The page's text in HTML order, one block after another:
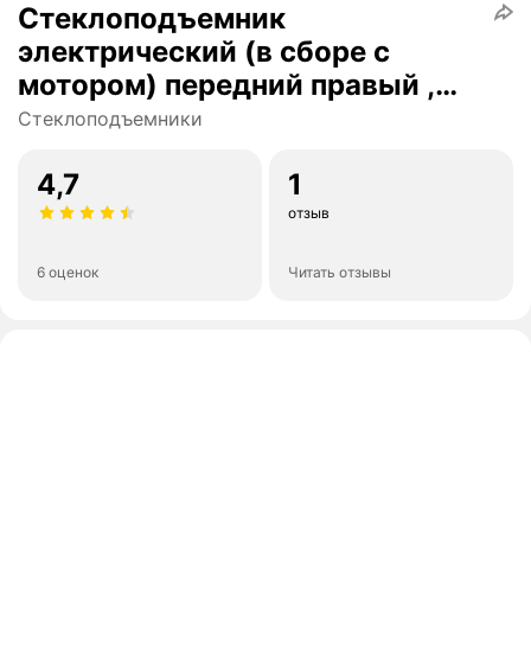
Стеклоподъемник
электрический (в сборе с
мотором) передний правый ,
Granta 2190 и Лада Kalina 2
Стеклоподъемники
4,7
6 оценок
1
отзыв
Читать отзывы